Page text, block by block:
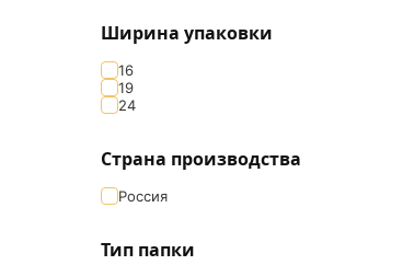
Ширина упаковки
16
19
24
Страна производства
Россия
Тип папки